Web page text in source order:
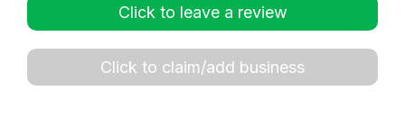
Click to leave a review
Click to claim/add business